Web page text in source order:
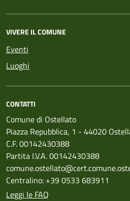
VIVERE IL COMUNE
Eventi
Luoghi
CONTATTI
Comune di Ostellato
Piazza Repubblica, 1 - 44020
C.F. 00142430388
Partita I.V.A. 00142430388
Centralino: +39 0533 683911
Leggi le FAQ